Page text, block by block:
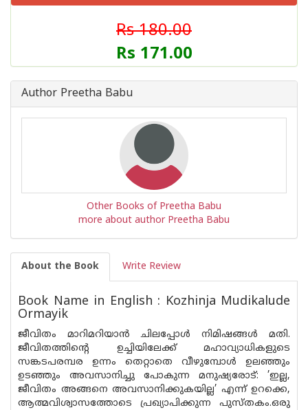
Rs 180.00
Rs 171.00
Author Preetha Babu
Other Books of Preetha Babu
more about author Preetha Babu
About the Book Write Review
Book Name in English : Kozhinja Mudikalude
Ormayik
ജീവിതം മാറിമറിയാൻ ചിലപ്പോൾ നിമിഷങ്ങൾ മതി.
ജീവിതത്തിന്റെ ഉച്ചിയിലേക്ക് മഹാവ്യാധികളുടെ
സങ്കടപരമ്പര ഉന്നം തെറ്റാതെ വീഴുമ്പോൾ ഉലഞ്ഞും
ഉടഞ്ഞും അവസാനിച്ചു പോകുന്ന മനുഷ്യരോട്: ’ഇല്ല,
ജീവിതം അങ്ങനെ അവസാനിക്കുകയില്ല’ എന്ന് ഉറക്കെ,
ആത്മവിശ്വാസത്തോടെ പ്രഖ്യാപിക്കുന്ന പുസ്‌തകം.ഒരു